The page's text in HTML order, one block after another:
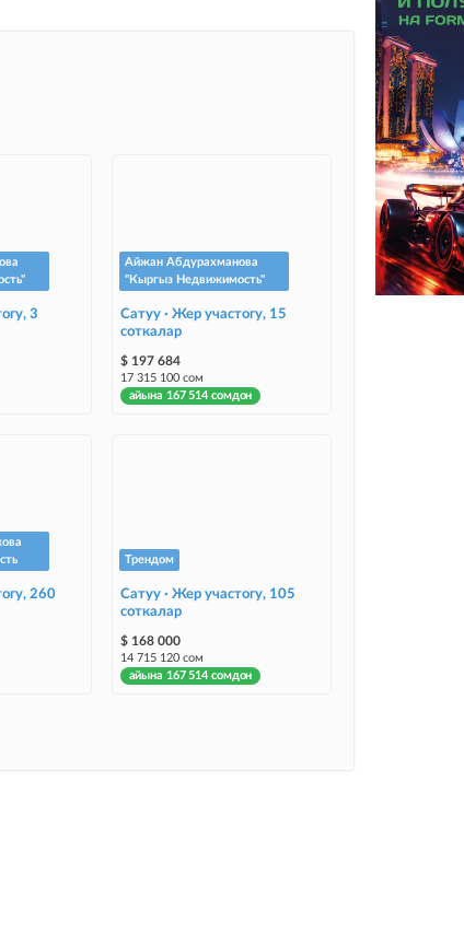
3
Айжан Абдурахманова
"Кыргыз Недвижимость"
Сатуу · Жер участогу, 15
соткалар
$ 197 684
17 315 100 сом
айына 167 514 сомдон
260
Трендом
Сатуу · Жер участогу, 105
соткалар
$ 168 000
14 715 120 сом
айына 167 514 сомдон